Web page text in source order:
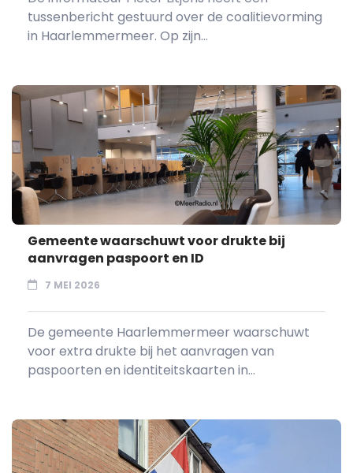
tussenbericht gestuurd over de coalitievorming
in Haarlemmermeer. Op zijn...
Gemeente waarschuwt voor drukte bij
aanvragen paspoort en ID
7 MEI 2026
De gemeente Haarlemmermeer waarschuwt
voor extra drukte bij het aanvragen van
paspoorten en identiteitskaarten in...